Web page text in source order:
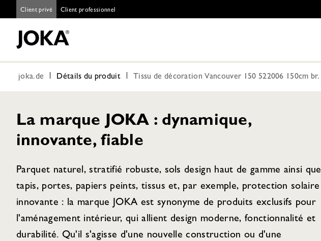
Client privé Client professionnel
joka.de Détails du produit Tissu de décoration Vancouver 150 522006 150cm br.
La marque JOKA : dynamique,
innovante, fiable
Parquet naturel, stratifié robuste, sols design haut de gamme ainsi que
tapis, portes, papiers peints, tissus et, par exemple, protection solaire
innovante : la marque JOKA est synonyme de produits exclusifs pour
l'aménagement intérieur, qui allient design moderne, fonctionnalité et
durabilité. Qu'il s'agisse d'une nouvelle construction ou d'une